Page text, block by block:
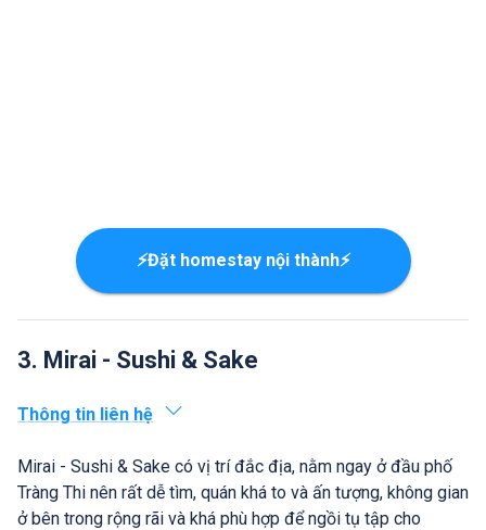
⚡Đặt homestay nội thành⚡
3. Mirai - Sushi & Sake
Thông tin liên hệ
Mirai - Sushi & Sake có vị trí đắc địa, nằm ngay ở đầu phố
Tràng Thi nên rất dễ tìm, quán khá to và ấn tượng, không gian
ở bên trong rộng rãi và khá phù hợp để ngồi tụ tập cho